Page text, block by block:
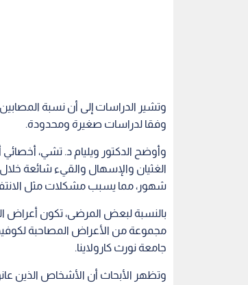
وفقا لدراسات صغيرة ومحدودة.
وأوضح الدكتور ويليام د. تشي،
الغثيان والإسهال والقيء شائعة
شهور، مما يسبب مشكلات مثل
بالنسبة لبعض المرضى، تكون أعراض
مجموعة من الأعراض المصاحبة
جامعة نورث كارولاينا.
وتظهر الأبحاث أن الأشخاص الذين